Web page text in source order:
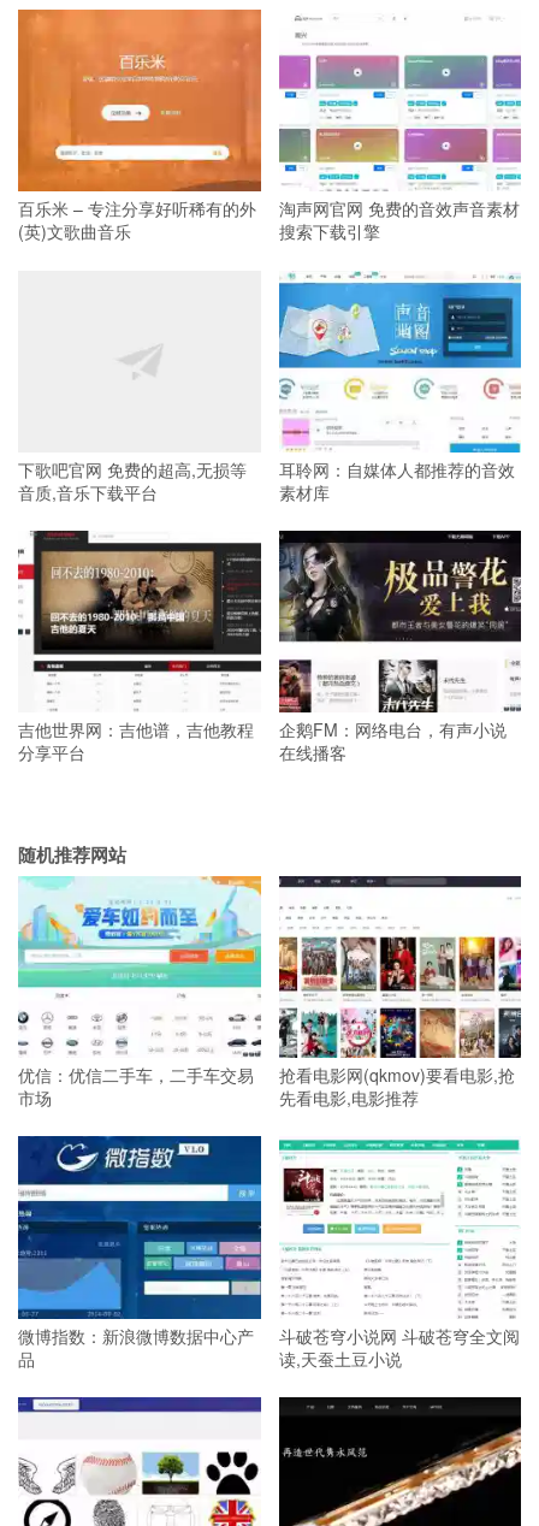
百乐米 – 专注分享好听稀有的外
(英)文歌曲音乐
淘声网官网 免费的音效声音素材
搜索下载引擎
下歌吧官网 免费的超高,无损等
音质,音乐下载平台
耳聆网：自媒体人都推荐的音效
素材库
吉他世界网：吉他谱，吉他教程
分享平台
企鹅FM：网络电台，有声小说
在线播客
随机推荐网站
优信：优信二手车，二手车交易
市场
抢看电影网(qkmov)要看电影,抢
先看电影,电影推荐
微博指数：新浪微博数据中心产
品
斗破苍穹小说网 斗破苍穹全文阅
读,天蚕土豆小说